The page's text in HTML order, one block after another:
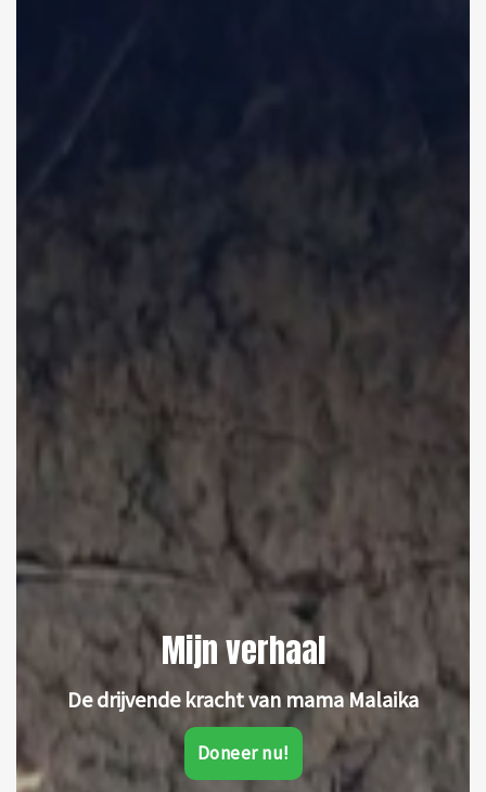
Mijn verhaal
De drijvende kracht van mama Malaika
Doneer nu!